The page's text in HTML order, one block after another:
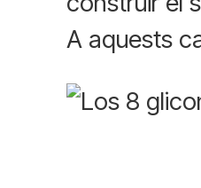
A aquests